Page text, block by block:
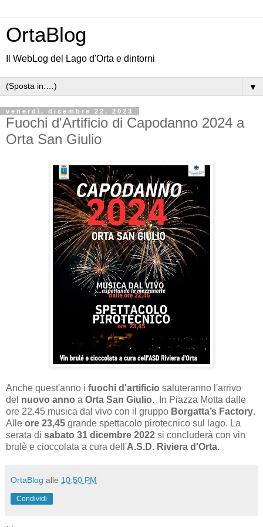
OrtaBlog
Il WebLog del Lago d'Orta e dintorni
▼
venerdì, dicembre 22, 2023
Fuochi d'Artificio di Capodanno 2024 a
Orta San Giulio
Anche quest'anno i fuochi d'artificio saluteranno l'arrivo
del nuovo anno a Orta San Giulio. In Piazza Motta dalle
ore 22.45 musica dal vivo con il gruppo Borgatta’s Factory.
Alle ore 23,45 grande spettacolo pirotecnico sul lago. La
serata di sabato 31 dicembre 2022 si concluderà con vin
brulè e cioccolata a cura dell'A.S.D. Riviera d'Orta.
OrtaBlog alle 10:50 PM
Condividi